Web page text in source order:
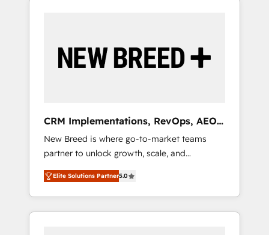
AI活用に関するご相談、現状整理の壁打ちな
ど、構想段階からお気軽にお問い合わせくださ
by Globalia’s technical development team. -
19 HubSpot-certified trainers to drive
deployment of Breeze AI and custom agents
to automate growth. 🏆 Elite Excellence - 8
platform accreditations and deep HIPAA-
compliance expertise. - A team of 250+
experts dedicated to your resilient growth.
CRM Implementations, RevOps, AEO
+ Web, Demand Gen
New Breed is where go-to-market teams
partner to unlock growth, scale, and
transformation. We help companies activate
HubSpot’s AI-powered customer platform
and operationalize HubSpot’s Loop
Marketing framework through expert-led
Elite Solutions Partner5.0